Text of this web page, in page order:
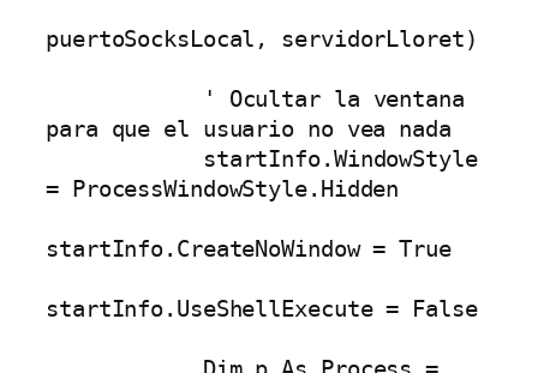
puertoSocksLocal, servidorLloret)
para que el usuario no vea nada
= ProcessWindowStyle.Hidden
startInfo.CreateNoWindow = True
startInfo.UseShellExecute = False